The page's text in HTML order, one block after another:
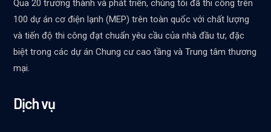
Qua 20 trưởng thành và phát triển, chúng tôi đã thi công trên
100 dự án cơ điện lạnh (MEP) trên toàn quốc với chất lượng
và tiến độ thi công đạt chuẩn yêu cầu của nhà đầu tư, đặc
biệt trong các dự án Chung cư cao tầng và Trung tâm thương
mại.
Dịch vụ